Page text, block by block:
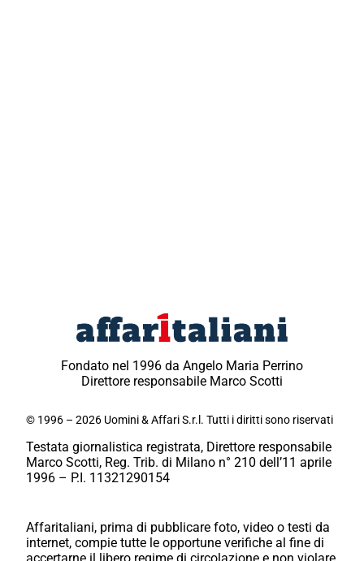
Fondato nel 1996 da Angelo Maria Perrino
Direttore responsabile Marco Scotti
© 1996 – 2026 Uomini & Affari S.r.l. Tutti i diritti sono riservati
Testata giornalistica registrata, Direttore responsabile
Marco Scotti, Reg. Trib. di Milano n° 210 dell’11 aprile
1996 – P.I. 11321290154
Affaritaliani, prima di pubblicare foto, video o testi da
internet, compie tutte le opportune verifiche al fine di